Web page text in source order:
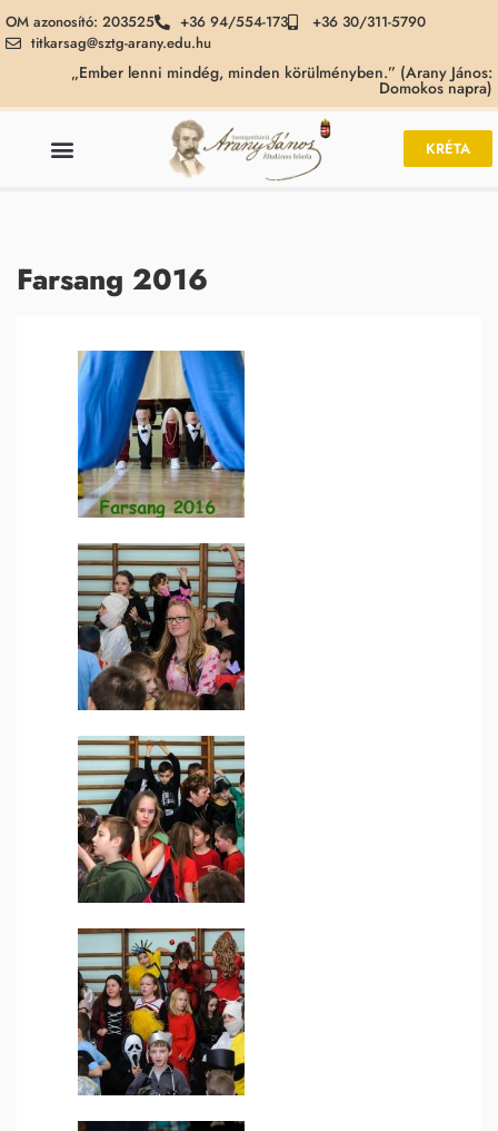
OM azonosító: 203525 +36 94/554-173
+36 30/311-5790
titkarsag@sztg-arany.edu.hu
„Ember lenni mindég, minden körülményben.” (Arany János:
Domokos napra)
KRÉTA
Farsang 2016